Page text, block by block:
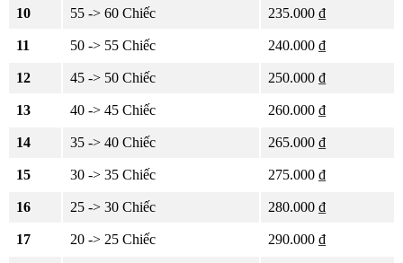
10 55 -> 60 Chiếc 235.000 ₫
11 50 -> 55 Chiếc 240.000 ₫
12 45 -> 50 Chiếc 250.000 ₫
13 40 -> 45 Chiếc 260.000 ₫
14 35 -> 40 Chiếc 265.000 ₫
15 30 -> 35 Chiếc 275.000 ₫
16 25 -> 30 Chiếc 280.000 ₫
17 20 -> 25 Chiếc 290.000 ₫